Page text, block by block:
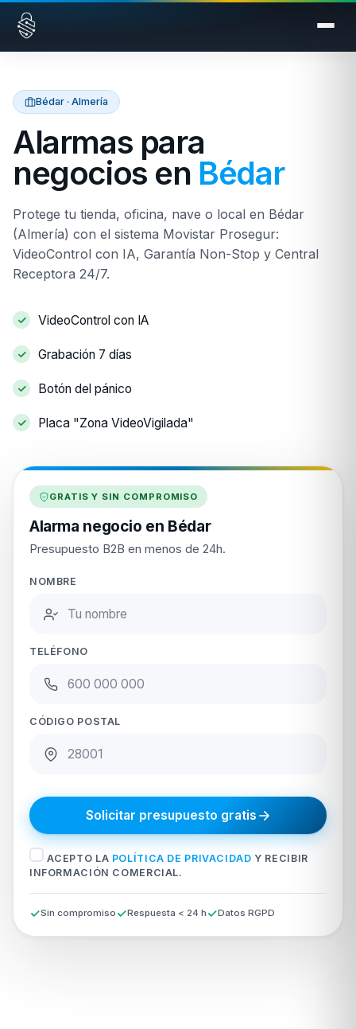
Saltar al contenido
Bédar · Almería
Alarmas para
negocios en Bédar
Protege tu tienda, oficina, nave o local en Bédar
(Almería) con el sistema Movistar Prosegur:
VideoControl con IA, Garantía Non-Stop y Central
Receptora 24/7.
VideoControl con IA
Grabación 7 días
Botón del pánico
Placa "Zona VideoVigilada"
GRATIS Y SIN COMPROMISO
Alarma negocio en Bédar
Presupuesto B2B en menos de 24h.
NOMBRE
TELÉFONO
CÓDIGO POSTAL
Solicitar presupuesto gratis
ACEPTO LA POLÍTICA DE PRIVACIDAD Y RECIBIR
INFORMACIÓN COMERCIAL.
Sin compromiso Respuesta < 24 h Datos RGPD